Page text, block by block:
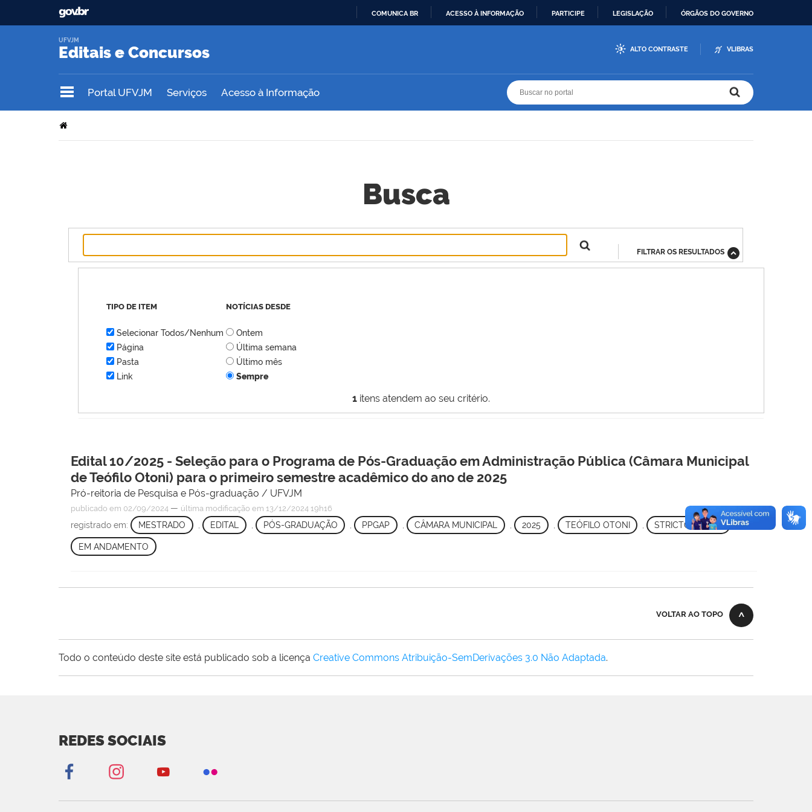
COMUNICA BR ACESSO À INFORMAÇÃO PARTICIPE LEGISLAÇÃO ÓRGÃOS DO GOVERNO
Editais e Concursos
UFVJM
ALTO CONTRASTE VLIBRAS
Portal UFVJM Serviços Acesso à Informação
Busca
1 itens atendem ao seu critério.
FILTRAR OS RESULTADOS
TIPO DE ITEM
Selecionar Todos/Nenhum
Página
Pasta
Link
NOTÍCIAS DESDE
Ontem
Última semana
Último mês
Sempre
Edital 10/2025 - Seleção para o Programa de Pós-Graduação em Administração Pública (Câmara Municipal
de Teófilo Otoni) para o primeiro semestre acadêmico do ano de 2025
Pró-reitoria de Pesquisa e Pós-graduação / UFVJM
publicado em 02/09/2024 — última modificação em 13/12/2024 19h16
registrado em: MESTRADO EDITAL PÓS-GRADUAÇÃO , PPGAP , CÂMARA MUNICIPAL 2025 TEÓFILO OTONI , STRICTO SENSU ,
EM ANDAMENTO
VOLTAR AO TOPO
Todo o conteúdo deste site está publicado sob a licença Creative Commons Atribuição-SemDerivações 3.0 Não Adaptada.
REDES SOCIAIS